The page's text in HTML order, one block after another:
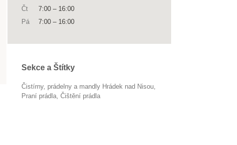
Čt
7:00 – 16:00
Pá
7:00 – 16:00
Sekce a Štítky
Čistírny, prádelny a mandly Hrádek nad Nisou
praní prádla
čištění prádla